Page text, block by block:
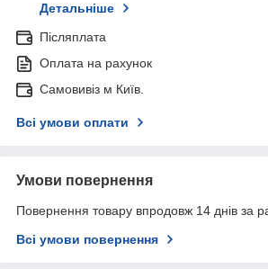
Детальніше
Післяплата
Оплата на рахунок
Самовивіз м Київ.
Всі умови оплати
Умови повернення
Повернення товару впродовж 14 днів за
Всі умови повернення